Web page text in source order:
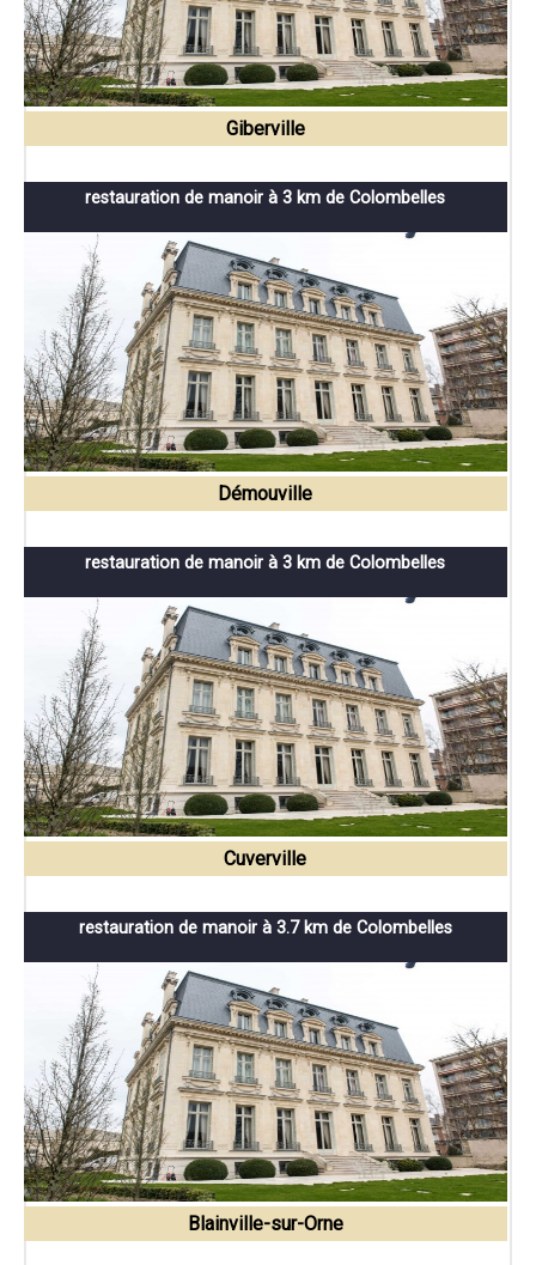
Giberville
restauration de manoir à 3 km de Colombelles
Démouville
restauration de manoir à 3 km de Colombelles
Cuverville
restauration de manoir à 3.7 km de Colombelles
Blainville-sur-Orne